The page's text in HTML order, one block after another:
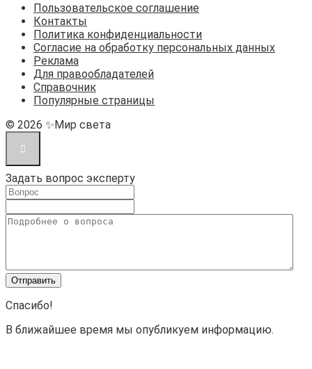
Пользовательское соглашение
Контакты
Политика конфиденциальности
Согласие на обработку персональных данных
Реклама
Для правообладателей
Справочник
Популярные страницы
© 2026 ✨Мир света
Задать вопрос эксперту
Спасибо!
В ближайшее время мы опубликуем информацию.